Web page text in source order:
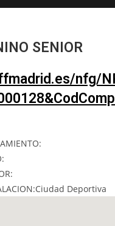
SENIOR
nfg/
Deportiva